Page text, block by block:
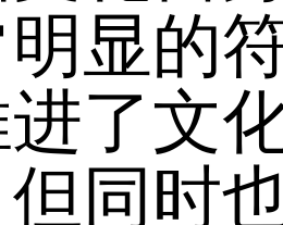
显的
了文
同时